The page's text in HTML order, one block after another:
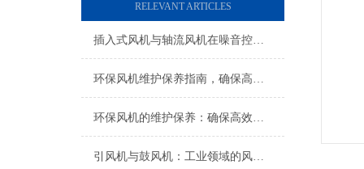
RELEVANT ARTICLES
插入式风机与轴流风机在噪音控制上有何差异？
环保风机维护保养指南，确保高效稳定运行
环保风机的维护保养：确保高效运行的关键
引风机与鼓风机：工业领域的风动双子星